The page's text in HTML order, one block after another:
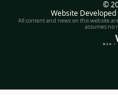
©
Website
All content and news on this website
assumes no